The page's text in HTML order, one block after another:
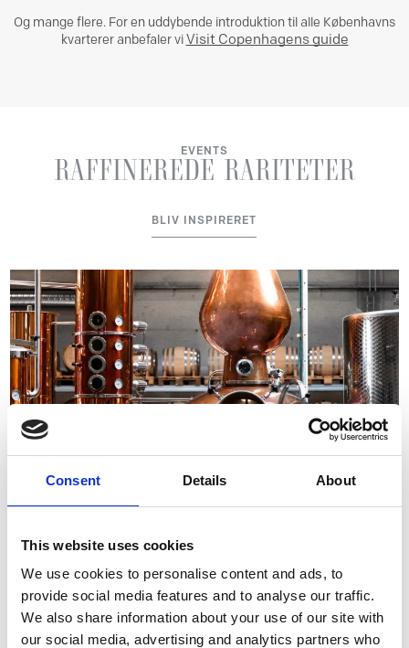
Consent Details About
This website uses cookies
We use cookies to personalise content and ads, to
provide social media features and to analyse our traffic.
We also share information about your use of our site with
our social media, advertising and analytics partners who
Og mange flere. For en uddybende introduktion til alle Københavns
kvarterer anbefaler viVisit Copenhagens guide
EVENTS
RAFFINEREDE RARITETER
BLIV INSPIRERET
COPENHAGEN DISTILLERY
BLIV INSPIRERET